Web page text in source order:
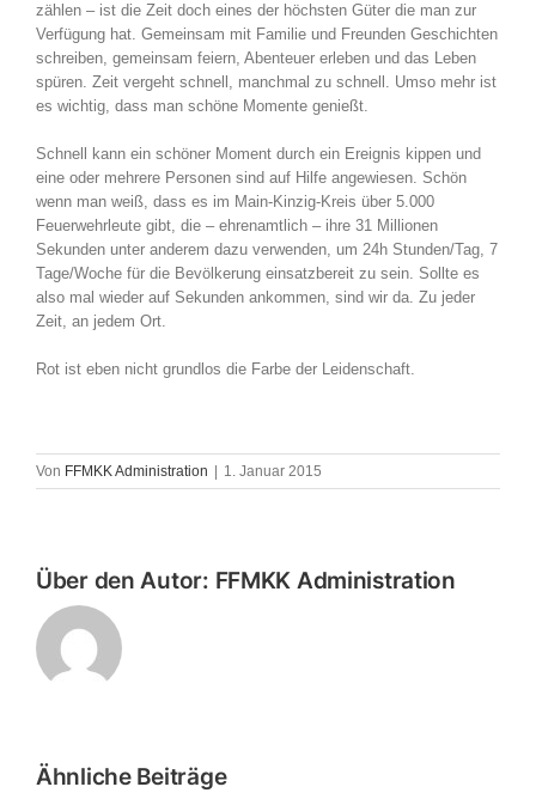
zählen – ist die Zeit doch eines der höchsten Güter die man zur
Verfügung hat. Gemeinsam mit Familie und Freunden Geschichten
schreiben, gemeinsam feiern, Abenteuer erleben und das Leben
spüren. Zeit vergeht schnell, manchmal zu schnell. Umso mehr ist
es wichtig, dass man schöne Momente genießt.
Schnell kann ein schöner Moment durch ein Ereignis kippen und
eine oder mehrere Personen sind auf Hilfe angewiesen. Schön
wenn man weiß, dass es im Main-Kinzig-Kreis über 5.000
Feuerwehrleute gibt, die – ehrenamtlich – ihre 31 Millionen
Sekunden unter anderem dazu verwenden, um 24h Stunden/Tag, 7
Tage/Woche für die Bevölkerung einsatzbereit zu sein. Sollte es
also mal wieder auf Sekunden ankommen, sind wir da. Zu jeder
Zeit, an jedem Ort.
Rot ist eben nicht grundlos die Farbe der Leidenschaft.
Von FFMKK Administration 1. Januar 2015
Über den Autor: FFMKK Administration
Ähnliche Beiträge